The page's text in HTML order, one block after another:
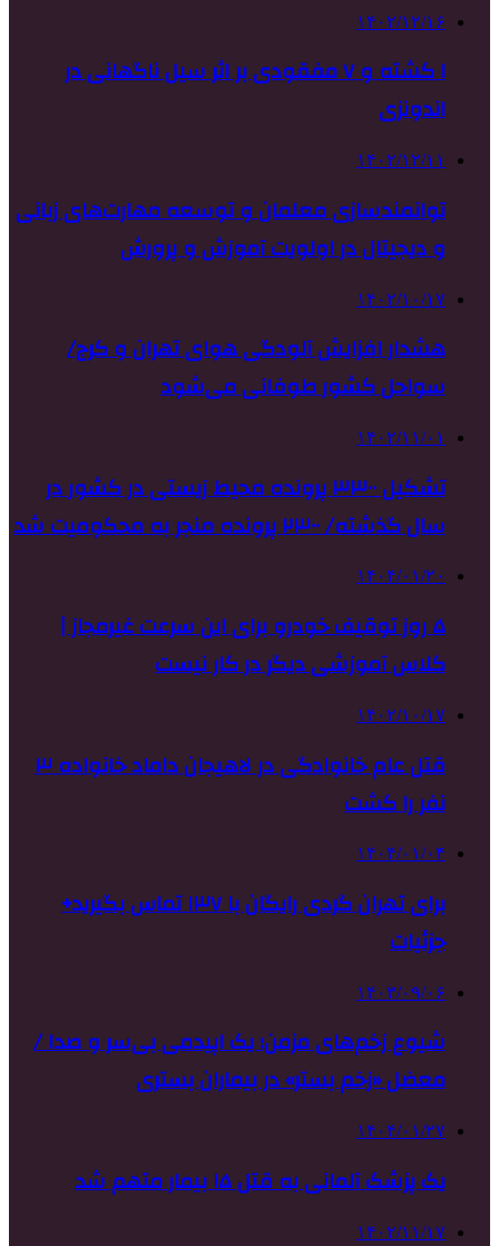
۱۴۰۲/۱۲/۱۶
۱ کشته و ۷ مفقودی بر اثر سیل ناگهانی در
اندونزی
۱۴۰۲/۱۲/۱۱
توانمندسازی معلمان و توسعه مهارت‌های زبانی
و دیجیتال در اولویت آموزش و پرورش
۱۴۰۲/۱۰/۱۷
هشدار افزایش آلودگی هوای تهران و کرج/
سواحل کشور طوفانی می‌شود
۱۴۰۲/۱۱/۰۱
تشکیل ۳۳۰۰ پرونده محیط زیستی در کشور در
سال گذشته/ ۲۳۰۰ پرونده منجر به محکومیت شد
۱۴۰۴/۰۱/۲۰
۵ روز توقیف خودرو برای این سرعت غیرمجاز |
کلاس آموزشی دیگر در کار نیست
۱۴۰۲/۱۰/۱۷
قتل عام خانوادگی در لاهیجان داماد خانواده ۳
نفر را کشت
۱۴۰۴/۰۱/۰۴
برای تهران گردی رایگان با ۱۳۷ تماس بگیرید+
جزئیات
۱۴۰۳/۰۹/۰۶
شیوع زخم‌های مزمن؛ یک اپیدمی بی‌سر و صدا /
معضل «زخم بستر» در بیماران بستری
۱۴۰۴/۰۱/۲۷
یک پزشک آلمانی به قتل ۱۵ بیمار متهم شد
۱۴۰۲/۱۱/۱۷